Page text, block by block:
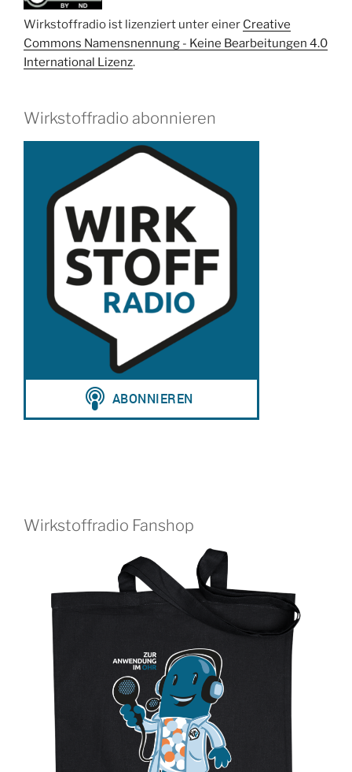
Kloß“
Wirkstoffradio ist lizenziert unter einer Creative
Commons Namensnennung - Keine Bearbeitungen 4.0
International Lizenz.
Wirkstoffradio abonnieren
Wirkstoffradio Fanshop